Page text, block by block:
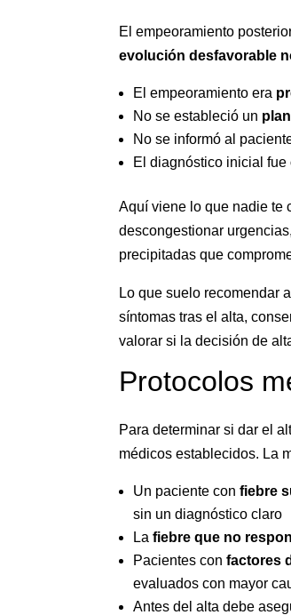
El empeoramiento
evolución desfavorable
El empeoramiento era
No se estableció un
No se informó al
El diagnóstico inicial fue
Aquí viene lo que nadie te
descongestionar
precipitadas que
Lo que suelo recomendar
síntomas tras el alta,
valorar si la decisión de
Protocolos
Para determinar si dar el
médicos establecidos. La
Un paciente confiebre
sin un diagnóstico claro
Lafiebre que no
Pacientes confactores
evaluados con mayor
Antes del alta debe